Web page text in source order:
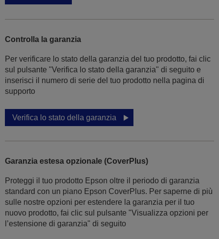
Controlla la garanzia
Per verificare lo stato della garanzia del tuo prodotto, fai clic
sul pulsante "Verifica lo stato della garanzia" di seguito e
inserisci il numero di serie del tuo prodotto nella pagina di
supporto
Verifica lo stato della garanzia
Garanzia estesa opzionale (CoverPlus)
Proteggi il tuo prodotto Epson oltre il periodo di garanzia
standard con un piano Epson CoverPlus. Per saperne di più
sulle nostre opzioni per estendere la garanzia per il tuo
nuovo prodotto, fai clic sul pulsante "Visualizza opzioni per
l’estensione di garanzia" di seguito